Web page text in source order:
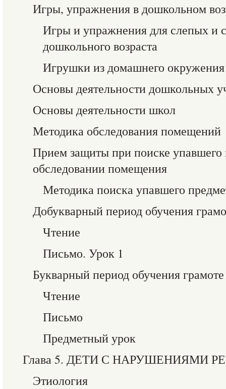
Игры, упражнения в дошкольном
Игры и упражнения для слепых и
дошкольного возраста
Игрушки из домашнего окружения
Основы деятельности дошкольных
Основы деятельности школ
Методика обследования помещений
Прием защиты при поиске упавшего
обследовании помещения
Методика поиска упавшего
Добукварный период обучения
Чтение
Письмо. Урок 1
Букварный период обучения
Чтение
Письмо
Предметный урок
Глава 5. ДЕТИ С НАРУШЕНИЯМИ
Этиология